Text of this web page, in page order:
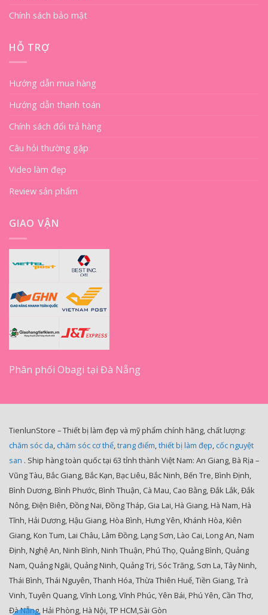
Chính sách bảo mật
HỖ TRỢ
Hướng dẫn mua hàng
Hướng dẫn thanh toán
Chính sách đổi trả hàng
Câu hỏi thường gặp
Video làm đẹp
Review sản phẩm
GIAO VẬN
Phân phối Obagi tại Đà Nẵng
TienlunStore – Thiết bị làm đẹp và mỹ phẩm chính hãng, chất lượng:
chăm sóc da, chăm sóc cơ thể,trang điểm,thiết bị làm đẹp, cốc nguyệt
san . Ship hàng toàn quốc tại 63 tỉnh thành Việt Nam: An Giang, Bà Rịa –
Vũng Tàu, Bắc Giang, Bắc Kạn, Bạc Liêu, Bắc Ninh, Bến Tre, Bình Định,
Bình Dương, Bình Phước, Bình Thuận, Cà Mau, Cao Bằng, Đắk Lắk, Đắk
Nông, Điện Biên, Đồng Nai, Đồng Tháp, Gia Lai, Hà Giang, Hà Nam, Hà
Tĩnh, Hải Dương, Hậu Giang, Hòa Bình, Hưng Yên, Khánh Hòa, Kiên
Giang, Kon Tum, Lai Châu, Lâm Đồng, Lạng Sơn, Lào Cai, Long An, Nam
Định, Nghệ An, Ninh Bình, Ninh Thuận, Phú Thọ, Quảng Bình, Quảng
Nam, Quảng Ngãi, Quảng Ninh, Quảng Trị, Sóc Trăng, Sơn La, Tây Ninh,
Thái Bình, Thái Nguyên, Thanh Hóa, Thừa Thiên Huế, Tiền Giang, Trà
Vinh, Tuyên Quang, Vĩnh Long, Vĩnh Phúc, Yên Bái, Phú Yên, Cần Thơ,
Đà Nẵng, Hải Phòng, Hà Nội, TP HCM,Sài Gòn